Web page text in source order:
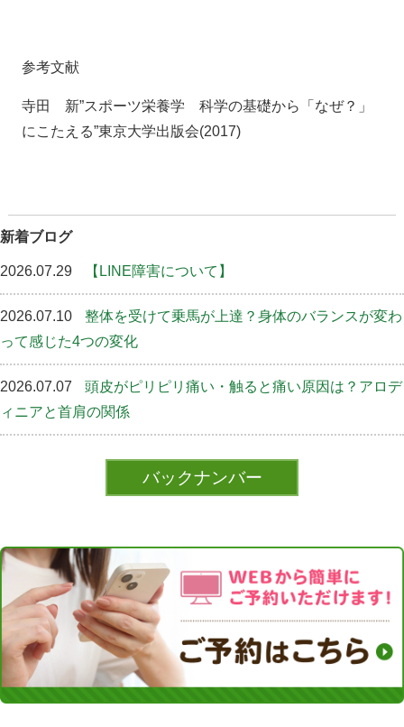
参考文献
寺田 新”スポーツ栄養学 科学の基礎から「なぜ？」
にこたえる”東京大学出版会(2017)
新着ブログ
2026.07.29 【LINE障害について】
2026.07.10
整体を受けて乗馬が上達？身体のバランスが変わ
って感じた4つの変化
2026.07.07
頭皮がピリピリ痛い・触ると痛い原因は？アロデ
ィニアと首肩の関係
バックナンバー